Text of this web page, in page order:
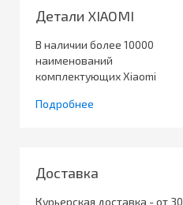
Детали XIAOMI
В наличии более 10000
наименований
комплектующих Xiaomi
Подробнее
Доставка
Курьерская доставка - от 30